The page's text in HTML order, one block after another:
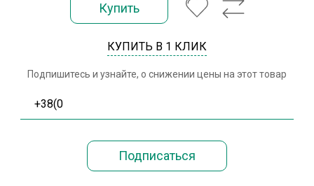
Купить
КУПИТЬ В 1 КЛИК
Подпишитесь и узнайте, о снижении цены на этот товар